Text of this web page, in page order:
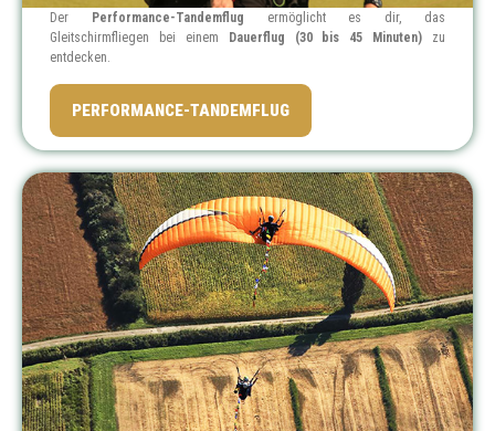
Der Performance-Tandemflug ermöglicht es dir, das
Gleitschirmfliegen bei einem Dauerflug (30 bis 45 Minuten) zu
entdecken.
PREIS: 149 €
PERFORMANCE-TANDEMFLUG